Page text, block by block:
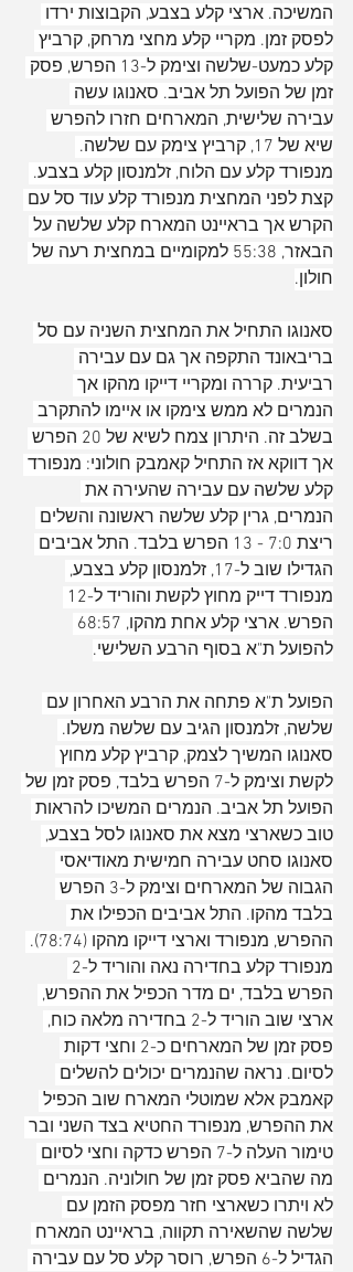
המשיכה. ארצי קלע בצבע, הקבוצות ירדו
לפסק זמן. מקריי קלע מחצי מרחק, קרביץ
קלע כמעט-שלשה וצימק ל-13 הפרש, פסק
זמן של הפועל תל אביב. סאנוגו עשה
עבירה שלישית, המארחים חזרו להפרש
שיא של 17, קרביץ צימק עם שלשה.
מנפורד קלע עם הלוח, זלמנסון קלע בצבע.
קצת לפני המחצית מנפורד קלע עוד סל עם
הקרש אך בראיינט המארח קלע שלשה על
הבאזר, 55:38 למקומיים במחצית רעה של
חולון.
סאנוגו התחיל את המחצית השניה עם סל
בריבאונד התקפה אך גם עם עבירה
רביעית. קררה ומקריי דייקו מהקו אך
הנמרים לא ממש צימקו או איימו להתקרב
בשלב זה. היתרון צמח לשיא של 20 הפרש
אך דווקא אז התחיל קאמבק חולוני: מנפורד
קלע שלשה עם עבירה שהעירה את
הנמרים, גרין קלע שלשה ראשונה והשלים
ריצת 7:0 - 13 הפרש בלבד. התל אביבים
הגדילו שוב ל-17, זלמנסון קלע בצבע,
להפועל ת"א בסוף הרבע השלישי.
הפועל ת"א פתחה את הרבע האחרון עם
שלשה, זלמנסון הגיב עם שלשה משלו.
סאנוגו המשיך לצמק, קרביץ קלע מחוץ
לקשת וצימק ל-7 הפרש בלבד, פסק זמן של
הפועל תל אביב. הנמרים המשיכו להראות
טוב כשארצי מצא את סאנוגו לסל בצבע,
סאנוגו סחט עבירה חמישית מאודיאסי
הגבוה של המארחים וצימק ל-3 הפרש
בלבד מהקו. התל אביבים הכפילו את
ההפרש, מנפורד וארצי דייקו מהקו (78:74).
הפרש בלבד, ים מדר הכפיל את ההפרש,
ארצי שוב הוריד ל-2 בחדירה מלאה כוח,
פסק זמן של המארחים כ-2 וחצי דקות
לסיום. נראה שהנמרים יכולים להשלים
קאמבק אלא שמוטלי המארח שוב הכפיל
את ההפרש, מנפורד החטיא בצד השני ובר
טימור העלה ל-7 הפרש כדקה וחצי לסיום
מה שהביא פסק זמן של חולוניה. הנמרים
לא ויתרו כשארצי חזר מפסק הזמן עם
שלשה שהשאירה תקווה, בראיינט המארח
הגדיל ל-6 הפרש, רוסר קלע סל עם עבירה